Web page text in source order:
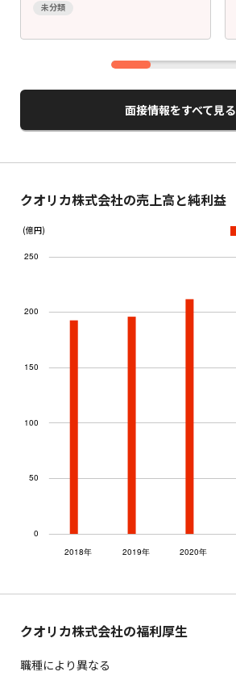
未分類
面接情報をすべて見る
クオリカ株式会社の売上高と純利益
(億円)
クオリカ株式会社の福利厚生
職種により異なる